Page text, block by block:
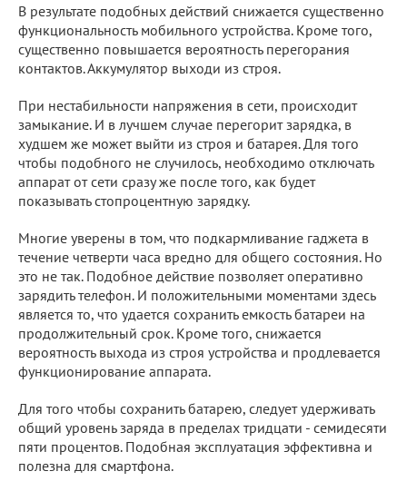
В результате подобных действий снижается существенно
функциональность мобильного устройства. Кроме того,
существенно повышается вероятность перегорания
контактов. Аккумулятор выходи из строя.
При нестабильности напряжения в сети, происходит
замыкание. И в лучшем случае перегорит зарядка, в
худшем же может выйти из строя и батарея. Для того
чтобы подобного не случилось, необходимо отключать
аппарат от сети сразу же после того, как будет
показывать стопроцентную зарядку.
Многие уверены в том, что подкармливание гаджета в
течение четверти часа вредно для общего состояния. Но
это не так. Подобное действие позволяет оперативно
зарядить телефон. И положительными моментами здесь
является то, что удается сохранить емкость батареи на
продолжительный срок. Кроме того, снижается
вероятность выхода из строя устройства и продлевается
функционирование аппарата.
Для того чтобы сохранить батарею, следует удерживать
общий уровень заряда в пределах тридцати - семидесяти
пяти процентов. Подобная эксплуатация эффективна и
полезна для смартфона.